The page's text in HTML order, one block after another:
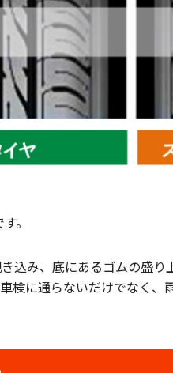
。
込み、底にあるゴムの盛
検に通らないだけでなく、